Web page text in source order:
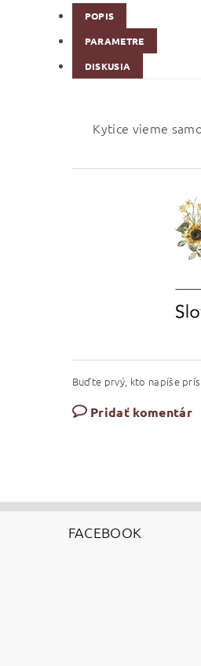
POPIS
PARAMETRE
DISKUSIA
Kytice vieme
Buďte prvý, kto napíše
Pridať komentár
FACEBOOK